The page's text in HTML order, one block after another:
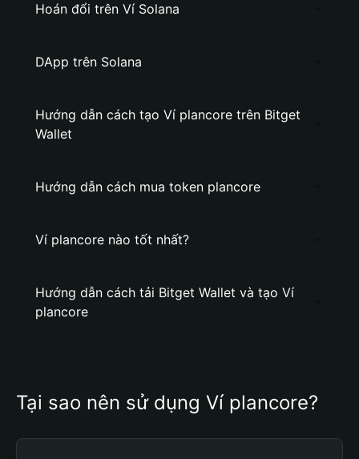
Hoán đổi trên Ví Solana
DApp trên Solana
Hướng dẫn cách tạo Ví plancore trên Bitget
Wallet
Hướng dẫn cách mua token plancore
Ví plancore nào tốt nhất?
Hướng dẫn cách tải Bitget Wallet và tạo Ví
plancore
Tại sao nên sử dụng Ví plancore?